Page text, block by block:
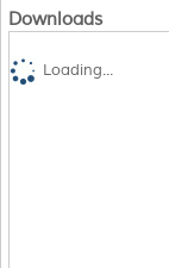
Downloads
Loading...